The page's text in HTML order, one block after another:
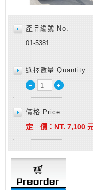
產品編號 No.
01-5381
選擇數量 Quantity
價格 Price
定 價： NT. 7,100